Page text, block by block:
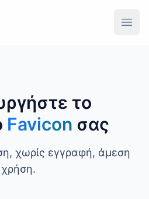
το
Favicon σας
χωρίς εγγραφή, άμεση
χρήση.